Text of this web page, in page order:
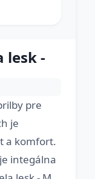
lesk -
pre
je
a komfort.
integálna